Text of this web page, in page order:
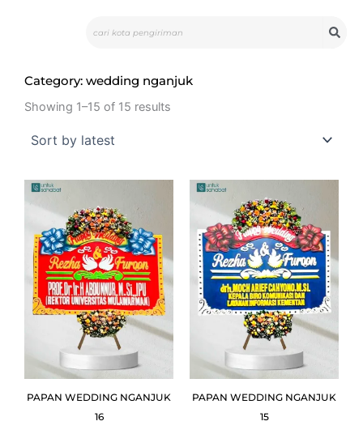
Category: wedding nganjuk
Showing 1–15 of 15 results
PAPAN WEDDING NGANJUK
16
PAPAN WEDDING NGANJUK
15